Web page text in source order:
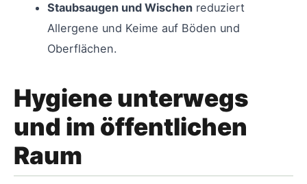
Staubsaugen und Wischenreduziert
Allergene und Keime auf Böden und
Oberflächen.
Hygiene unterwegs
und im öffentlichen
Raum